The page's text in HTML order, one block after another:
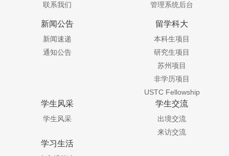
联系我们
管理系统后台
新闻公告
新闻速递
通知公告
留学科大
本科生项目
研究生项目
苏州项目
非学历项目
USTC Fellowship
学生风采
学生风采
学生交流
出境交流
来访交流
学习生活